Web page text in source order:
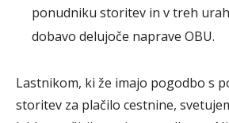
ponudniku storitev in v treh
dobavo delujoče naprave OBU.
Lastnikom, ki že imajo pogodbo s
storitev za plačilo cestnine,